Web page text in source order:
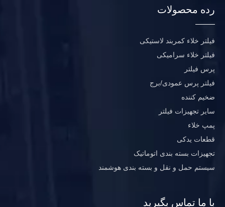
رده محصولات
فیلتر خلاء کمربند لاستیکی
فیلتر خلاء سرامیکی
پرس فیلتر
فیلتر پرس عمودی/برج
ضخیم کننده
سایر تجهیزات فیلتر
پمپ خلاء
قطعات یدکی
تجهیزات بسته بندی اتوماتیک
سیستم حمل و نقل و بسته بندی هوشمند
با ما تماس بگیرید